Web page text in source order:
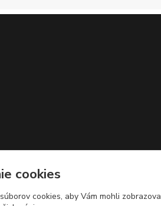
cookies
cookies, aby Vám mohli